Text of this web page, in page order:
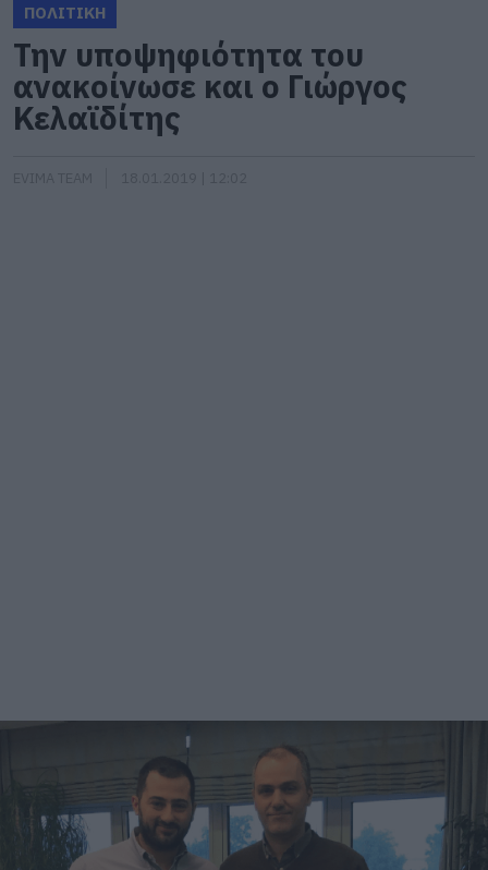
ΠΟΛΙΤΙΚΗ
Την υποψηφιότητα του
ανακοίνωσε και ο Γιώργος
Κελαϊδίτης